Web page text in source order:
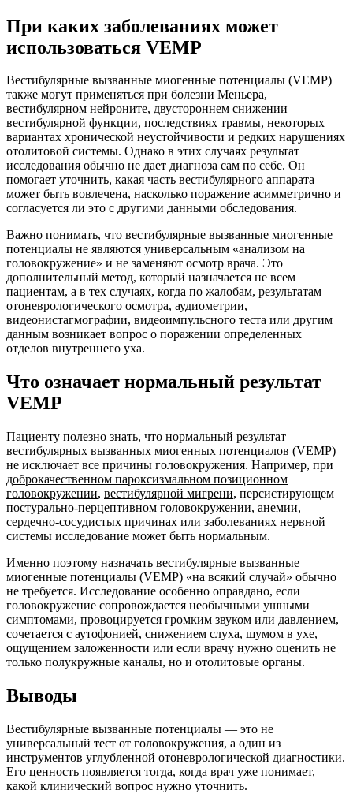
При каких заболеваниях может
использоваться VEMP
Вестибулярные вызванные миогенные потенциалы (VEMP)
также могут применяться при болезни Меньера,
вестибулярном нейроните, двустороннем снижении
вестибулярной функции, последствиях травмы, некоторых
вариантах хронической неустойчивости и редких нарушениях
отолитовой системы. Однако в этих случаях результат
исследования обычно не дает диагноза сам по себе. Он
помогает уточнить, какая часть вестибулярного аппарата
может быть вовлечена, насколько поражение асимметрично и
согласуется ли это с другими данными обследования.
Важно понимать, что вестибулярные вызванные миогенные
потенциалы не являются универсальным «анализом на
головокружение» и не заменяют осмотр врача. Это
дополнительный метод, который назначается не всем
пациентам, а в тех случаях, когда по жалобам, результатам
отоневрологического осмотра, аудиометрии,
видеонистагмографии, видеоимпульсного теста или другим
данным возникает вопрос о поражении определенных
отделов внутреннего уха.
Что означает нормальный результат
VEMP
Пациенту полезно знать, что нормальный результат
вестибулярных вызванных миогенных потенциалов (VEMP)
не исключает все причины головокружения. Например, при
доброкачественном пароксизмальном позиционном
головокружении, вестибулярной мигрени, персистирующем
постурально-перцептивном головокружении, анемии,
сердечно-сосудистых причинах или заболеваниях нервной
системы исследование может быть нормальным.
Именно поэтому назначать вестибулярные вызванные
миогенные потенциалы (VEMP) «на всякий случай» обычно
не требуется. Исследование особенно оправдано, если
головокружение сопровождается необычными ушными
симптомами, провоцируется громким звуком или давлением,
сочетается с аутофонией, снижением слуха, шумом в ухе,
ощущением заложенности или если врачу нужно оценить не
только полукружные каналы, но и отолитовые органы.
Выводы
Вестибулярные вызванные потенциалы — это не
универсальный тест от головокружения, а один из
инструментов углубленной отоневрологической диагностики.
Его ценность появляется тогда, когда врач уже понимает,
какой клинический вопрос нужно уточнить.